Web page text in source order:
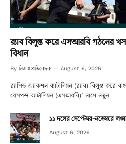
র‌্যাব বিলুপ্ত করে এসআরবি গঠনের
বিধান
By নিজস্ব প্রতিবেদক August 6, 2026
র‌্যাপিড অ্যাকশন ব্যাটালিয়ন (র‌্যাব) বিলুপ্ত করে
রেসপন্স ব্যাটালিয়ন (এসআরবি)’ নামে নতুন…
১১ দলের সেপ্টেম্বর-নভেম্বরে
August 6, 2026